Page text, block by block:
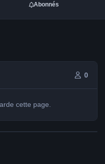
Abonnés
0
cette page.